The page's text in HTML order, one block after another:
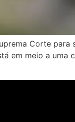
Corte para
em meio a uma